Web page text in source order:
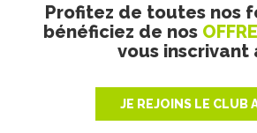
Profitez de toutes nos
bénéficiez de nos
vous inscrivant
JE REJOINS LE CLUB